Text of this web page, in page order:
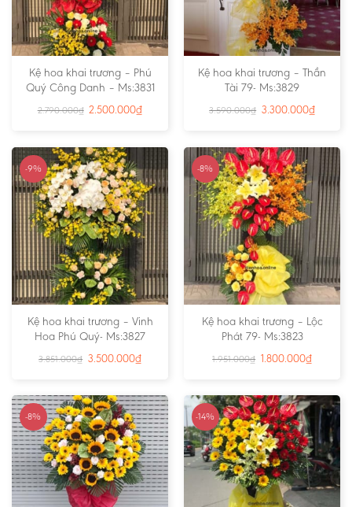
Kệ hoa khai trương – Phú
Quý Công Danh – Ms:3831
2.790.000₫ 2.500.000₫
Kệ hoa khai trương – Thần
Tài 79- Ms:3829
3.590.000₫ 3.300.000₫
-9%
Kệ hoa khai trương – Vinh
Hoa Phú Quý- Ms:3827
3.851.000₫ 3.500.000₫
-8%
Kệ hoa khai trương – Lộc
Phát 79- Ms:3823
1.951.000₫ 1.800.000₫
-8% -14%